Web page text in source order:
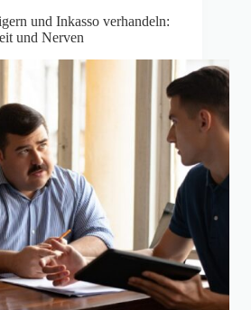
und Inkasso verhandeln:
und Nerven